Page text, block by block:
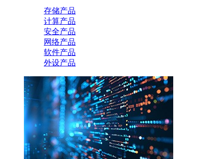
存储产品
计算产品
安全产品
网络产品
软件产品
外设产品